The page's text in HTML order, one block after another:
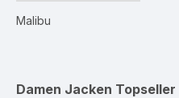
Malibu
Damen Jacken Topseller